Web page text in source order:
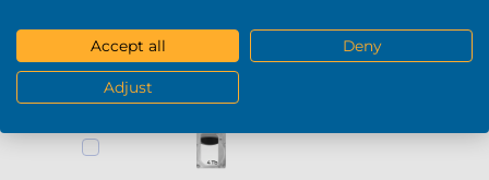
- 0 +
Accept all Deny
Adjust